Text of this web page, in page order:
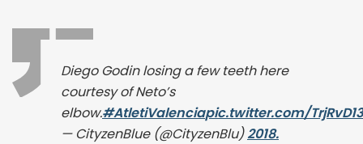
Diego Godin losing a few teeth here
courtesy of Neto’s
elbow.#AtletiValenciapic.twitter.com/
— CityzenBlue (@CityzenBlu)2018.